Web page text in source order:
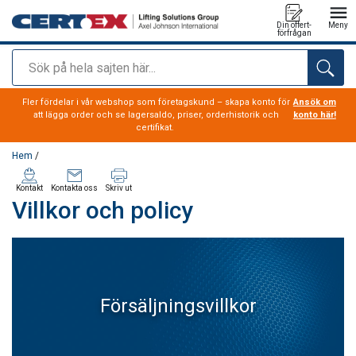
Sök
Din offert-
förfrågan
Meny
tillagd i varukorg
Fler fördelar i vår webshop som företagskund – skapa konto för
att lägga order och se lagersaldo, priser, orderhistorik och
certifikat.
Ansök om
konto här!
Hem /
Villkor och policy
Kontakt Kontakta oss Skriv ut
Försäljningsvillkor